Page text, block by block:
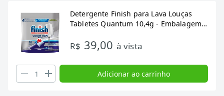
Detergente Finish para Lava Louças
Tabletes Quantum 10,4g - Embalagem
R$ 39,00 à vista
Adicionar ao carrinho